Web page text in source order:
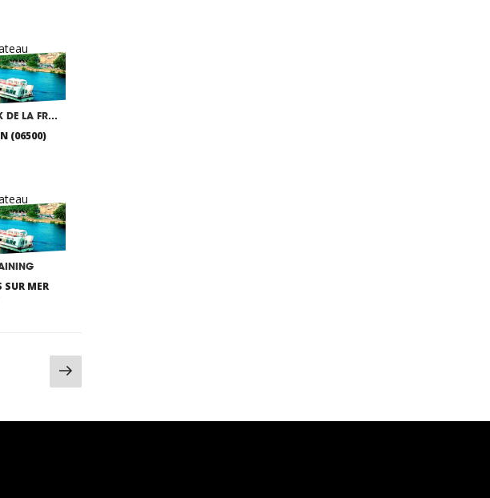
LES BATEAUX DE LA FRENCH RIVIERA
(06500)
SUR MER
Page
suivante